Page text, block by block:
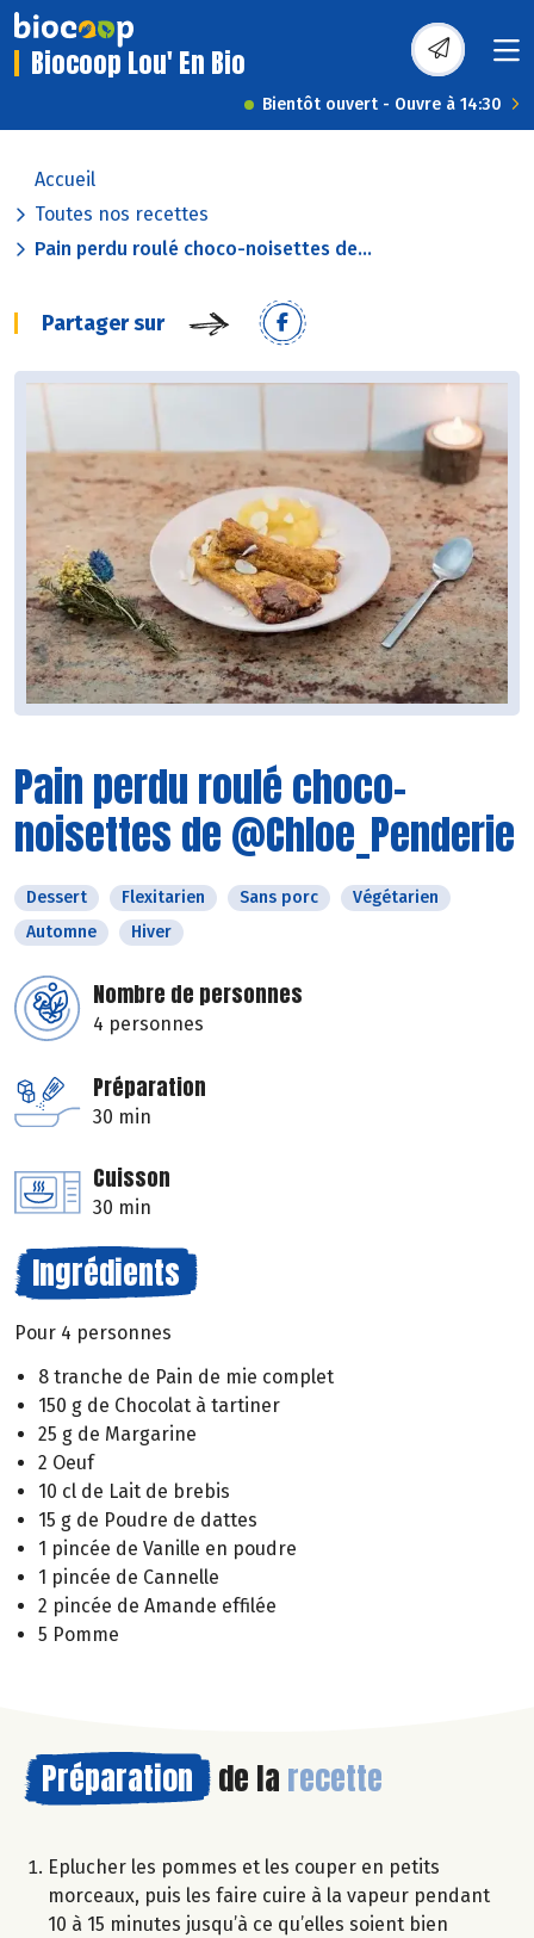
Biocoop Lou' En Bio
Bientôt ouvert - Ouvre à 14:30
Accueil
Toutes nos recettes
Pain perdu roulé choco-noisettes de...
Partager sur
Pain perdu roulé choco-
noisettes de @Chloe_Penderie
Dessert Flexitarien Sans porc
Végétarien
Automne
Hiver
Nombre de personnes
4 personnes
Préparation
30 min
Cuisson
30 min
Ingrédients
Pour 4 personnes
8 tranche de Pain de mie complet
150 g de Chocolat à tartiner
25 g de Margarine
2 Oeuf
10 cl de Lait de brebis
15 g de Poudre de dattes
1 pincée de Vanille en poudre
1 pincée de Cannelle
2 pincée de Amande effilée
5 Pomme
Préparation de la recette
Eplucher les pommes et les couper en petits
morceaux, puis les faire cuire à la vapeur pendant
10 à 15 minutes jusqu’à ce qu’elles soient bien